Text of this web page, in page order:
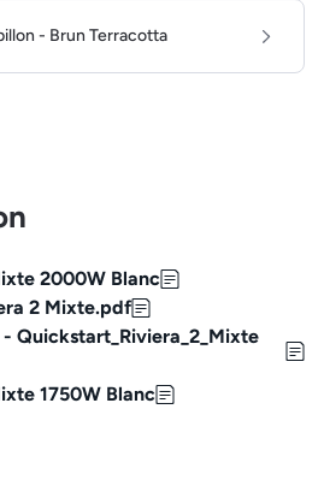
- Brun Terracotta
2000W Blanc
2 Mixte.pdf
Quickstart_Riviera_2_Mixte
1750W Blanc